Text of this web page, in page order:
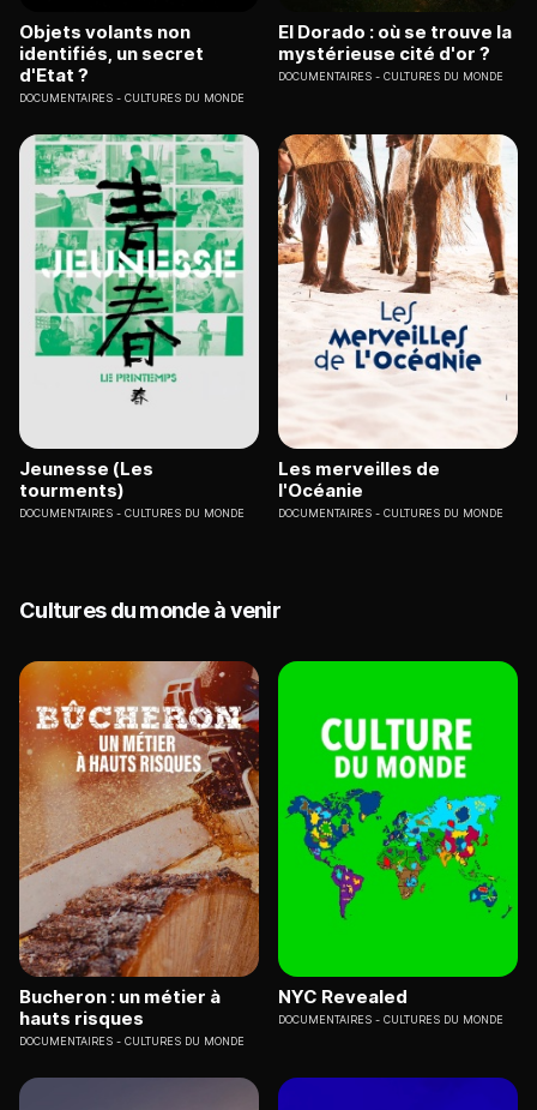
Objets volants non
identifiés, un secret
d'Etat ?
DOCUMENTAIRES CULTURES DU MONDE
El Dorado : où se trouve la
mystérieuse cité d'or ?
DOCUMENTAIRES CULTURES DU MONDE
Jeunesse (Les
tourments)
DOCUMENTAIRES CULTURES DU MONDE
Les merveilles de
l'Océanie
DOCUMENTAIRES CULTURES DU MONDE
Cultures du monde à venir
Bucheron : un métier à
hauts risques
DOCUMENTAIRES CULTURES DU MONDE
NYC Revealed
DOCUMENTAIRES CULTURES DU MONDE